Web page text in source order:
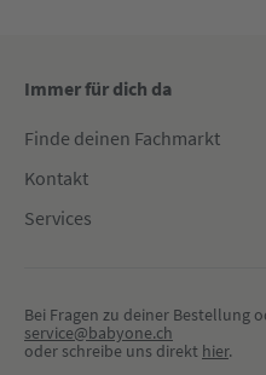
nach Ende der Wickelzeit als
garantiert! Ob in Grau, Blau,
N°6 von Gesslein ist in vielen
Immer für dich da
Finde deinen Fachmarkt
Kontakt
Services
Bei Fragen zu deiner Bestellung
service@babyone.ch
oder schreibe uns direkt hier.